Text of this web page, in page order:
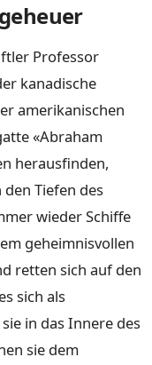
Professor
kanadische
amerikanischen
«Abraham
herausfinden,
Tiefen des
wieder Schiffe
geheimnisvollen
retten sich auf den
sich als
in das Innere des
sie dem